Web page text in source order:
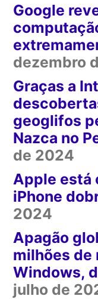
Google
dezembro
Graças a
geoglifos
Nazca no
de 2024
Apple está
iPhone
2024
Apagão
milhões de
Windows,
julho de